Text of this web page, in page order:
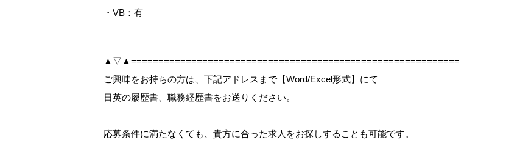
・VB：有
▲▽▲============================================================
ご興味をお持ちの方は、下記アドレスまで【Word/Excel形式】にて
日英の履歴書、職務経歴書をお送りください。
応募条件に満たなくても、貴方に合った求人をお探しすることも可能です。